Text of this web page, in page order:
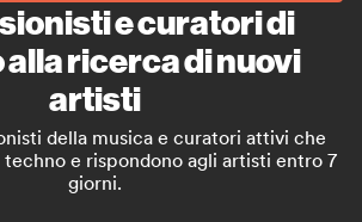
e curatori di
alla ricerca di nuovi
artisti
della musica e curatori attivi che
e rispondono agli artisti entro 7
giorni.